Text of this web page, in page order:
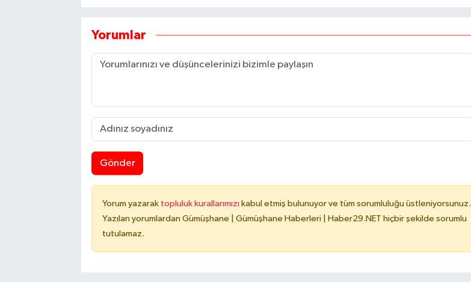
Yorumlar
Gönder
Yorum yazarak topluluk kurallarımızı kabul etmiş bulunuyor ve tüm sorumluluğu üstleniyorsunuz.
Yazılan yorumlardan Gümüşhane | Gümüşhane Haberleri | Haber29.NET hiçbir şekilde sorumlu
tutulamaz.